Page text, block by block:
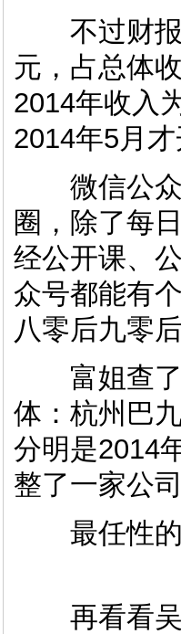
不过财报
元，占总体
2014年收入
2014年5月
微信公众
圈，除了每
经公开课、
众号都能有
八零后九零
富姐查了
体：杭州巴
分明是2014
整了一家公
最任性的
再看看吴